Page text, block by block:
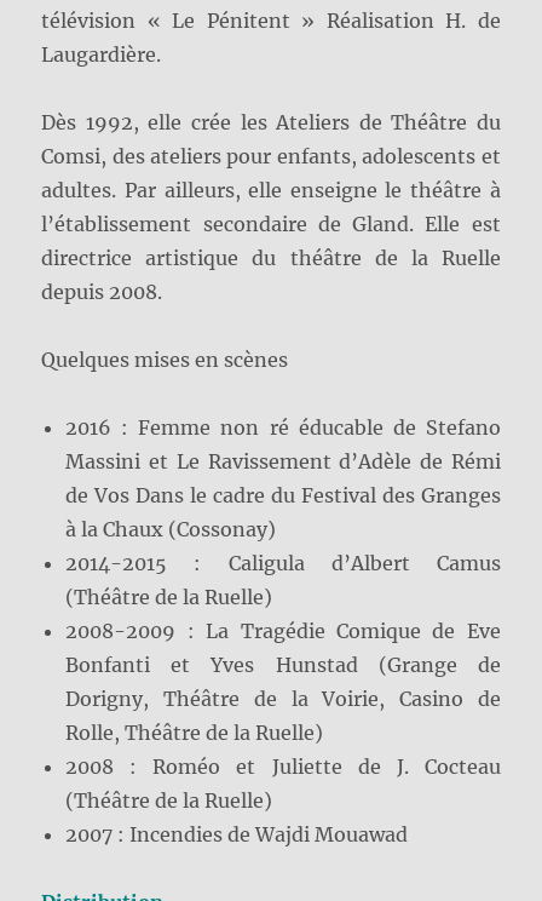
télévision « Le Pénitent » Réalisation H. de
Laugardière.
Dès 1992, elle crée les Ateliers de Théâtre du
Comsi, des ateliers pour enfants, adolescents et
adultes. Par ailleurs, elle enseigne le théâtre à
l’établissement secondaire de Gland. Elle est
directrice artistique du théâtre de la Ruelle
depuis 2008.
Quelques mises en scènes
2016 : Femme non ré éducable de Stefano
Massini et Le Ravissement d’Adèle de Rémi
de Vos Dans le cadre du Festival des Granges
à la Chaux (Cossonay)
2014-2015 : Caligula d’Albert Camus
(Théâtre de la Ruelle)
2008-2009 : La Tragédie Comique de Eve
Bonfanti et Yves Hunstad (Grange de
Dorigny, Théâtre de la Voirie, Casino de
Rolle, Théâtre de la Ruelle)
2008 : Roméo et Juliette de J. Cocteau
(Théâtre de la Ruelle)
2007 : Incendies de Wajdi Mouawad